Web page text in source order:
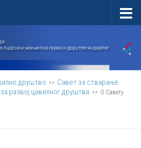
друштво >> Савет за стварање
развој цивилног друштва >> О Савету